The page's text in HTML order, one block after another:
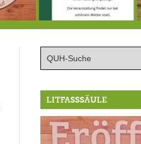
LITFASSSÄULE